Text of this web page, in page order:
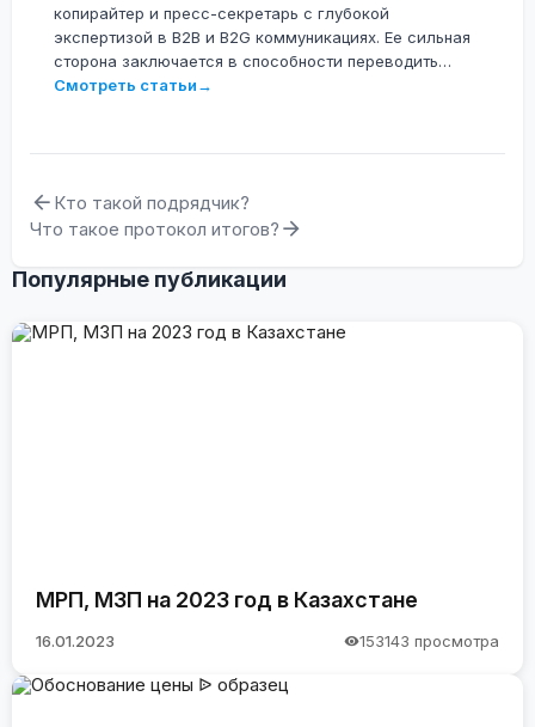
копирайтер и пресс-секретарь с глубокой
экспертизой в B2B и B2G коммуникациях. Ее сильная
сторона заключается в способности переводить
сложные технологические, юридические и
разработке контента для крупных IT-экосистем,
закупок (включая проекты OMarket.kz, Tenderbot.kz и
ERP.ESEP).
Смотреть статьи→
Кто такой подрядчик?
Что такое протокол итогов?
Популярные публикации
МРП, МЗП на 2023 год в Казахстане
16.01.2023 153143 просмотра